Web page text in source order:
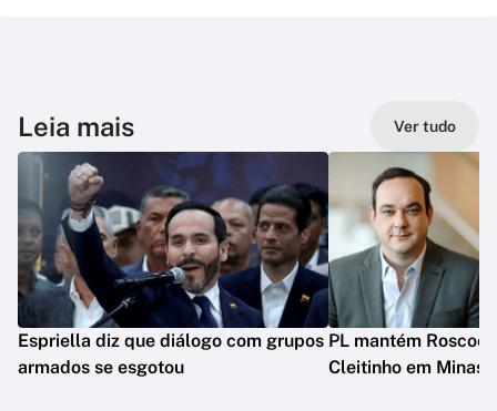
Leia mais Ver tudo
Espriella diz que diálogo com grupos
armados se esgotou
PL mantém Roscoe
Cleitinho em Minas